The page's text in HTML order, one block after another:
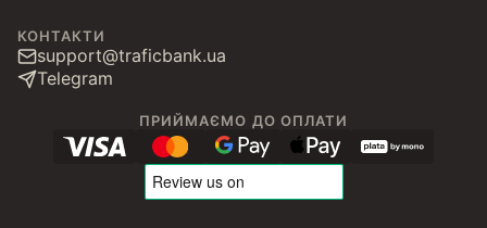
КОНТАКТИ
support@traficbank.ua
Telegram
ПРИЙМАЄМО ДО ОПЛАТИ